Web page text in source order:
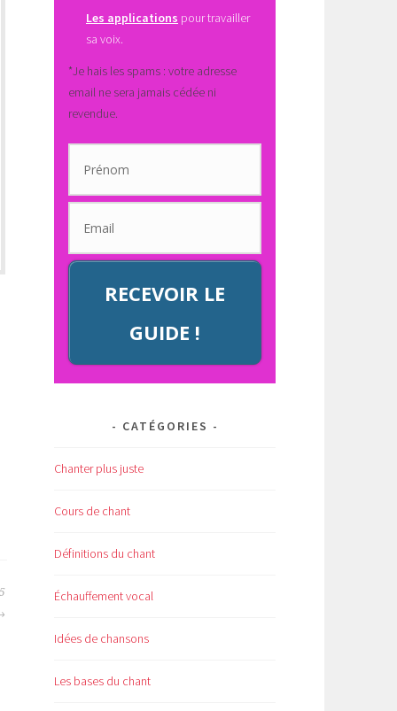
Les applications pour travailler
sa voix.
*Je hais les spams : votre adresse
email ne sera jamais cédée ni
revendue.
RECEVOIR LE
GUIDE !
CATÉGORIES
Chanter plus juste
Cours de chant
Définitions du chant
Échauffement vocal
Idées de chansons
Les bases du chant